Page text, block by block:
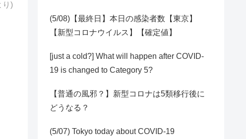
り)
(5/08)【最終日】本日の感染者数【東京】
【新型コロナウイルス】【確定値】
[just a cold?] What will happen after COVID-
19 is changed to Category 5?
【普通の風邪？】新型コロナは5類移行後に
どうなる？
(5/07) Tokyo today about COVID-19